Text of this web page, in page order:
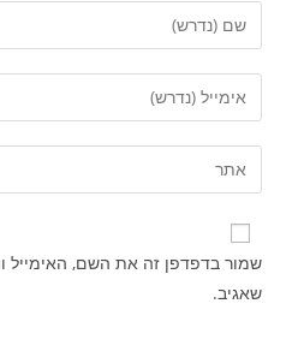
שמור בדפדפן זה את השם,
שאגיב.